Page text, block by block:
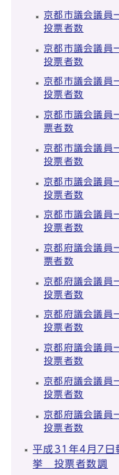
京都市議会議員
投票者数
京都市議会議員
投票者数
京都市議会議員
投票者数
京都市議会議員
票者数
京都市議会議員
投票者数
京都市議会議員
投票者数
京都市議会議員
投票者数
京都府議会議員
票者数
京都府議会議員
投票者数
京都府議会議員
投票者数
京都府議会議員
投票者数
京都府議会議員
投票者数
京都府議会議員
投票者数
平成31年4月7日
挙 投票者数調